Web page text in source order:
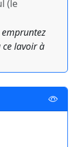
(le
ce lavoir à